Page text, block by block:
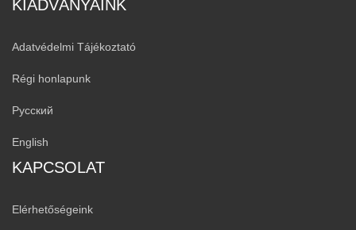
KIADVÁNYAINK
Adatvédelmi Tájékoztató
Régi honlapunk
Русский
English
KAPCSOLAT
Elérhetőségeink